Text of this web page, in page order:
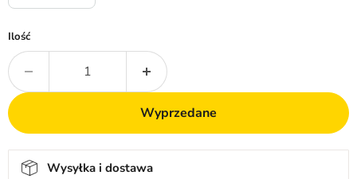
Ilość
Wyprzedane
Wysyłka i dostawa